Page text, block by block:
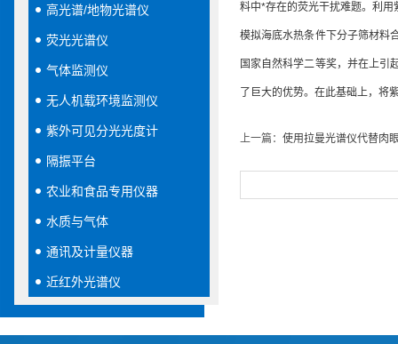
高光谱/地物光谱仪
荧光光谱仪
气体监测仪
无人机载环境监测仪
紫外可见分光光度计
隔振平台
农业和食品专用仪器
水质与气体
通讯及计量仪器
近红外光谱仪
料中*存在的荧光干扰难题。利用
模拟海底水热条件下分子筛材料
国家自然科学二等奖，并在上引
了巨大的优势。在此基础上，
上一篇： 使用拉曼光谱仪代替肉